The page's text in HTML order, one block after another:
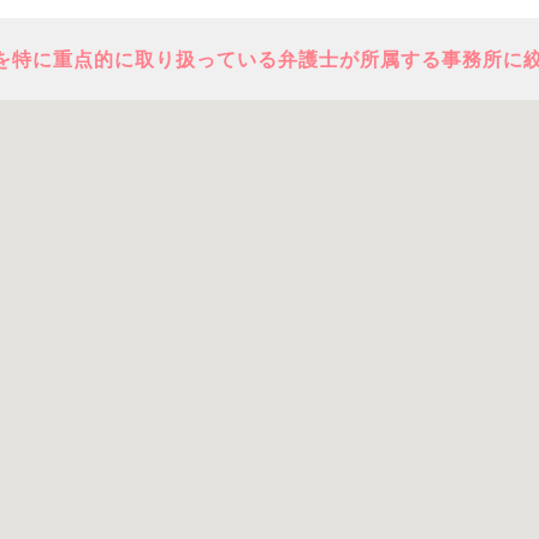
特に重点的に取り扱っている弁護士が所属する事務所に